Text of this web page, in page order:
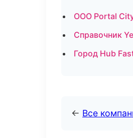
ООО Portal
Справочник
Город Hub
← Все